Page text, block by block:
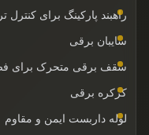
راهبند پارکینگ برای کنترل
سایبان برقی
سقف برقی متحرک برای
کرکره برقی
لوله داربست ایمن و مقاوم